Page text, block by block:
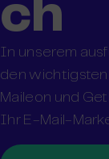
ch
In unserem
den
Maileon und
Ihr E-Mail-